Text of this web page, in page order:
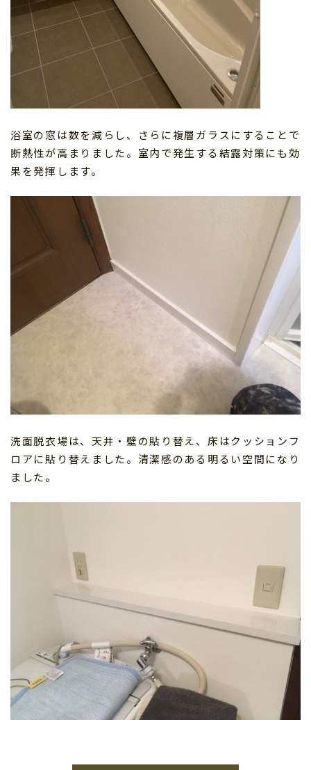
浴室の窓は数を減らし、さらに複層ガラスにすることで
断熱性が高まりました。室内で発生する結露対策にも効
果を発揮します。
洗面脱衣場は、天井・壁の貼り替え、床はクッションフ
ロアに貼り替えました。清潔感のある明るい空間になり
ました。